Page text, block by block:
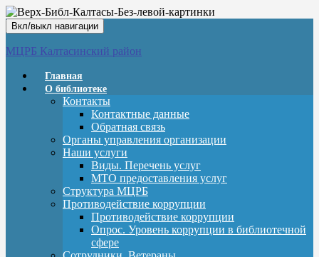
Вкл/выкл навигации
МЦРБ Калтасинский район
Главная
О библиотеке
Контакты
Контактные данные
Обратная связь
Органы управления организации
Наши услуги
Виды. Перечень услуг
МТО предоставления услуг
Структура МЦРБ
Противодействие коррупции
Противодействие коррупции
Опрос. Уровень коррупции в библиотечной
сфере